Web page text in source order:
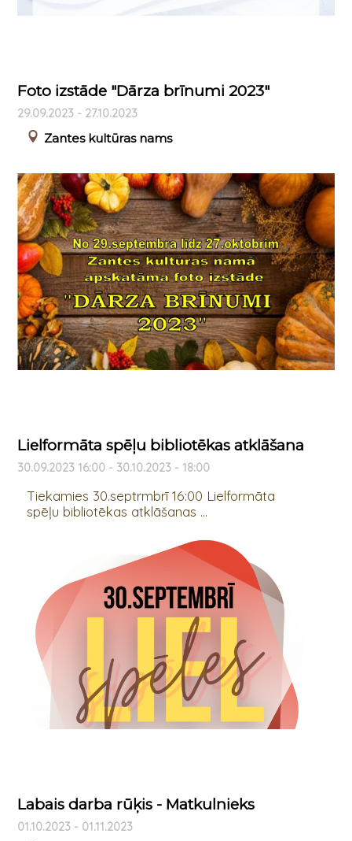
Foto izstāde "Dārza brīnumi 2023"
29.09.2023 - 27.10.2023
Zantes kultūras nams
Lielformāta spēļu bibliotēkas atklāšana
30.09.2023 16:00 - 30.10.2023 - 18:00
Tiekamies 30.septrmbrī 16:00 Lielformāta
spēļu bibliotēkas atklāšanas ...
Labais darba rūķis - Matkulnieks
01.10.2023 - 01.11.2023